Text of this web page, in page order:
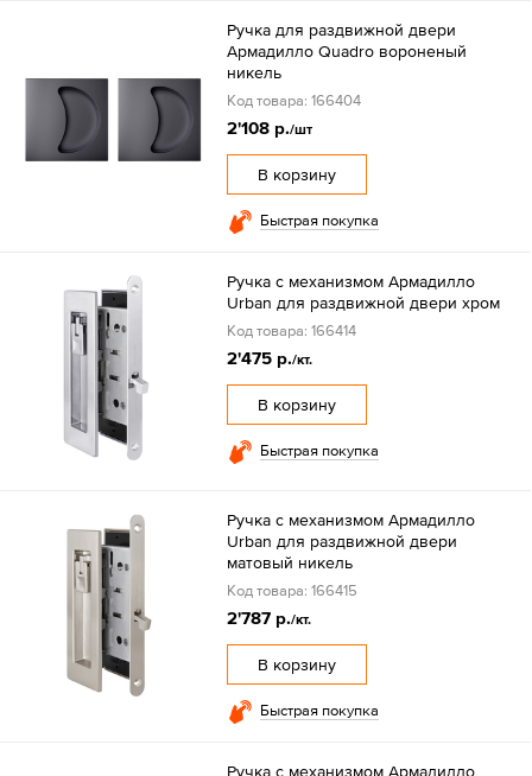
Ручка для раздвижной двери
Армадилло Quadro вороненый
никель
Код товара: 166404
2'108 р./шт
В корзину
Быстрая покупка
Ручка с механизмом Армадилло
Urban для раздвижной двери хром
Код товара: 166414
2'475 р./кт.
В корзину
Быстрая покупка
Ручка с механизмом Армадилло
Urban для раздвижной двери
матовый никель
Код товара: 166415
2'787 р./кт.
В корзину
Быстрая покупка
Ручка с механизмом Армадилло